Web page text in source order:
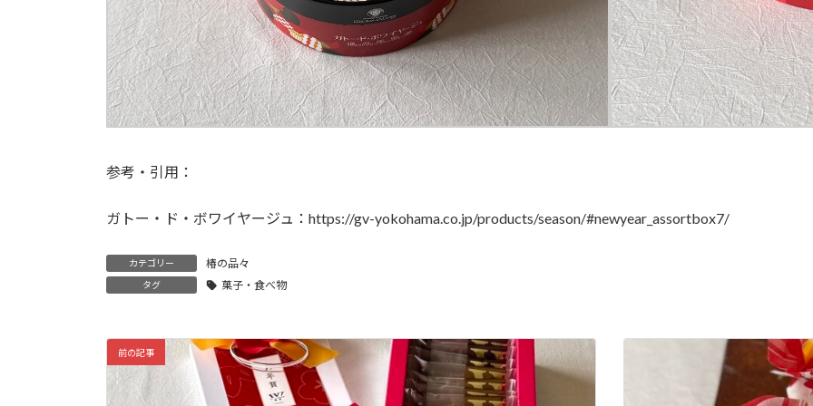
参考・引用：
ガトー・ド・ボワイヤージュ：https://gv-yokohama.co.jp/products/season/#newyear_assortbox7/
カテゴリー 椿の品々
タグ 菓子・食べ物
前の記事